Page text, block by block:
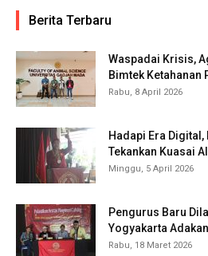
Berita Terbaru
Waspadai Krisis,
Bimtek Ketahanan
Rabu, 8 April 2026
Hadapi Era Digital,
Tekankan Kuasai
Minggu, 5 April 2026
Pengurus Baru
Yogyakarta
Rabu, 18 Maret 2026